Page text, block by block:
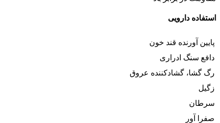
استفاده دارویی
پایین آورنده قند خون
دافع سنگ ادراری
رگ گشا، گشادکننده عروق
زگیل
سرطان
صفرا آور